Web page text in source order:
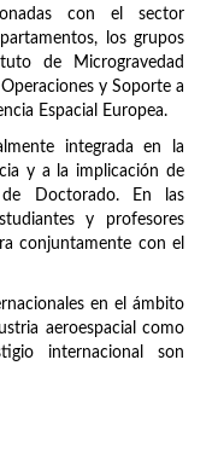
con el sector
los grupos
de Microgravedad
y Soporte a
Espacial Europea.
integrada en la
y a la implicación de
Doctorado. En las
y profesores
conjuntamente con el
en el ámbito
aeroespacial como
internacional son